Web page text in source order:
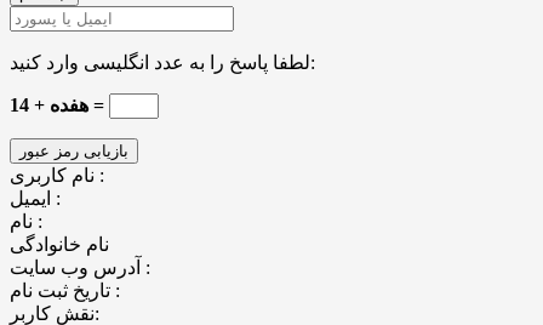
لطفا پاسخ را به عدد انگلیسی وارد کنید:
14 + هفده =
نام کاربری :
ایمیل :
نام :
نام خانوادگی
آدرس وب سایت :
تاریخ ثبت نام :
نقش کاربر: